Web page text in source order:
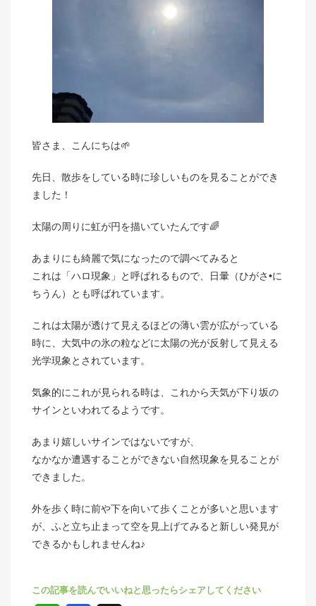
皆さま、こんにちは🌱
先日、散歩をしている時に珍しいものを見ることができ
ました！
太陽の周りに虹が円を描いていたんです🌈
あまりにも綺麗で気になったので調べてみると
これは「ハロ現象」と呼ばれるもので、日暈（ひがさ•に
ちうん）とも呼ばれています。
これは太陽が透けて見えるほどの薄い雲が広がっている
時に、大気中の氷の粒などに太陽の光が反射して見える
光学現象とされています。
気象的にこれが見られる時は、これから天気が下り坂の
サインといわれてるようです。
あまり嬉しいサインではないですが、
なかなか遭遇することができない自然現象を見ることが
できました。
外を歩く時に前や下を向いて歩くことが多いと思います
が、ふと立ち止まって空を見上げてみると新しい発見が
できるかもしれませんね♪